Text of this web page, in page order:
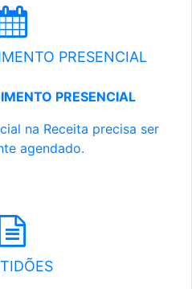
PRESENCIAL
PRESENCIAL
na Receita precisa ser
agendado.